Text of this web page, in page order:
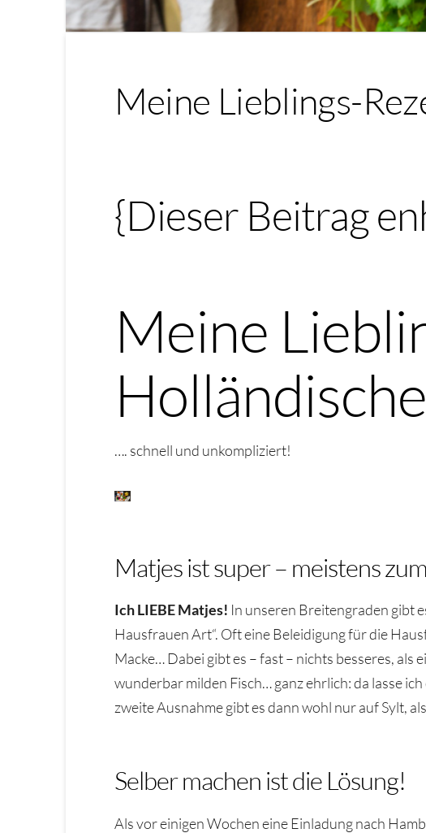
Meine Lieblings-
{Dieser Beitrag
Meine
…. schnell und unkompliziert!
Matjes ist super – meistens
Ich LIEBE Matjes! In unseren Breitengraden gibt
Hausfrauen Art“. Oft eine Beleidigung für die
Macke… Dabei gibt es – fast – nichts besseres,
wunderbar milden Fisch… ganz ehrlich: da lasse
zweite Ausnahme gibt es dann wohl nur auf Sylt,
Selber machen ist die Lösung!
Als vor einigen Wochen eine Einladung nach